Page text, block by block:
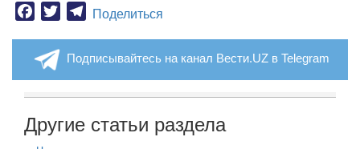
Facebook
TwitterTelegram
Поделиться
Подписывайтесь на канал Вести.UZ в Telegram
Другие статьи раздела